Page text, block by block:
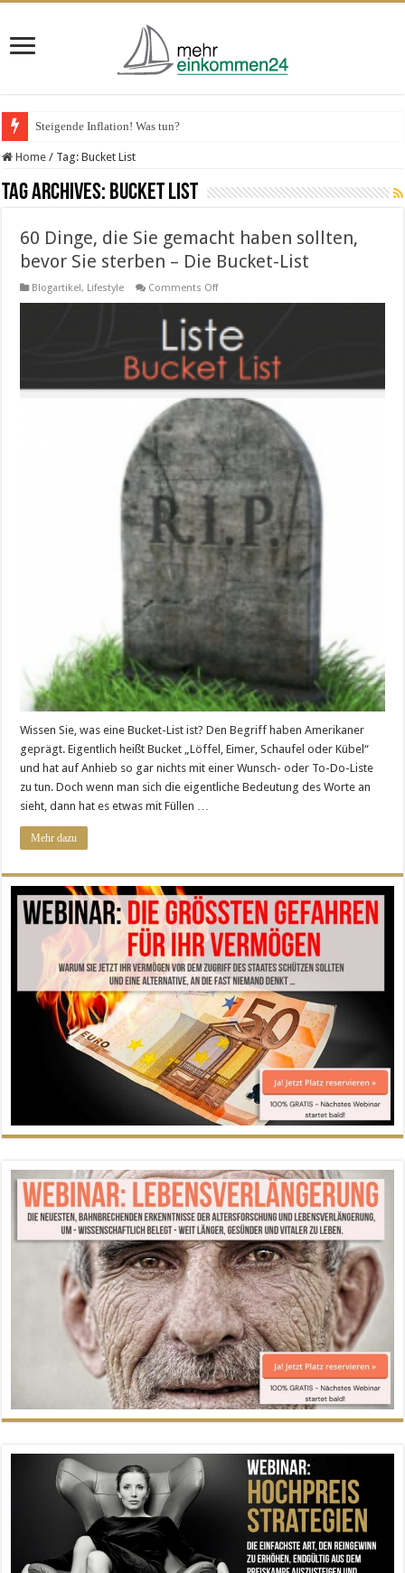
Steigende Inflation! Was tun?
Home / Tag:Bucket List
Tag Archives: Bucket List
60 Dinge, die Sie gemacht haben sollten,
bevor Sie sterben – Die Bucket-List
Blogartikel, Lifestyle Comments Offon
Sie
gemacht
haben
sollten,
bevor
Sie
sterben
–
Bucket-
List
Wissen Sie, was eine Bucket-List ist? Den Begriff haben Amerikaner
geprägt. Eigentlich heißt Bucket „Löffel, Eimer, Schaufel oder Kübel“
und hat auf Anhieb so gar nichts mit einer Wunsch- oder To-Do-Liste
zu tun. Doch wenn man sich die eigentliche Bedeutung des Worte an
sieht, dann hat es etwas mit Füllen …
Mehr dazu